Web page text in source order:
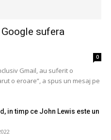
sufera
0
Gmail, au suferit o
o eroare”, a spus un mesaj pe
in timp ce John Lewis este un